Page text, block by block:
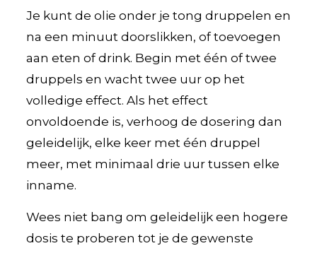
Je kunt de olie onder je tong druppelen en
na een minuut doorslikken, of toevoegen
aan eten of drink. Begin met één of twee
druppels en wacht twee uur op het
volledige effect. Als het effect
onvoldoende is, verhoog de dosering dan
geleidelijk, elke keer met één druppel
meer, met minimaal drie uur tussen elke
inname.
Wees niet bang om geleidelijk een hogere
dosis te proberen tot je de gewenste